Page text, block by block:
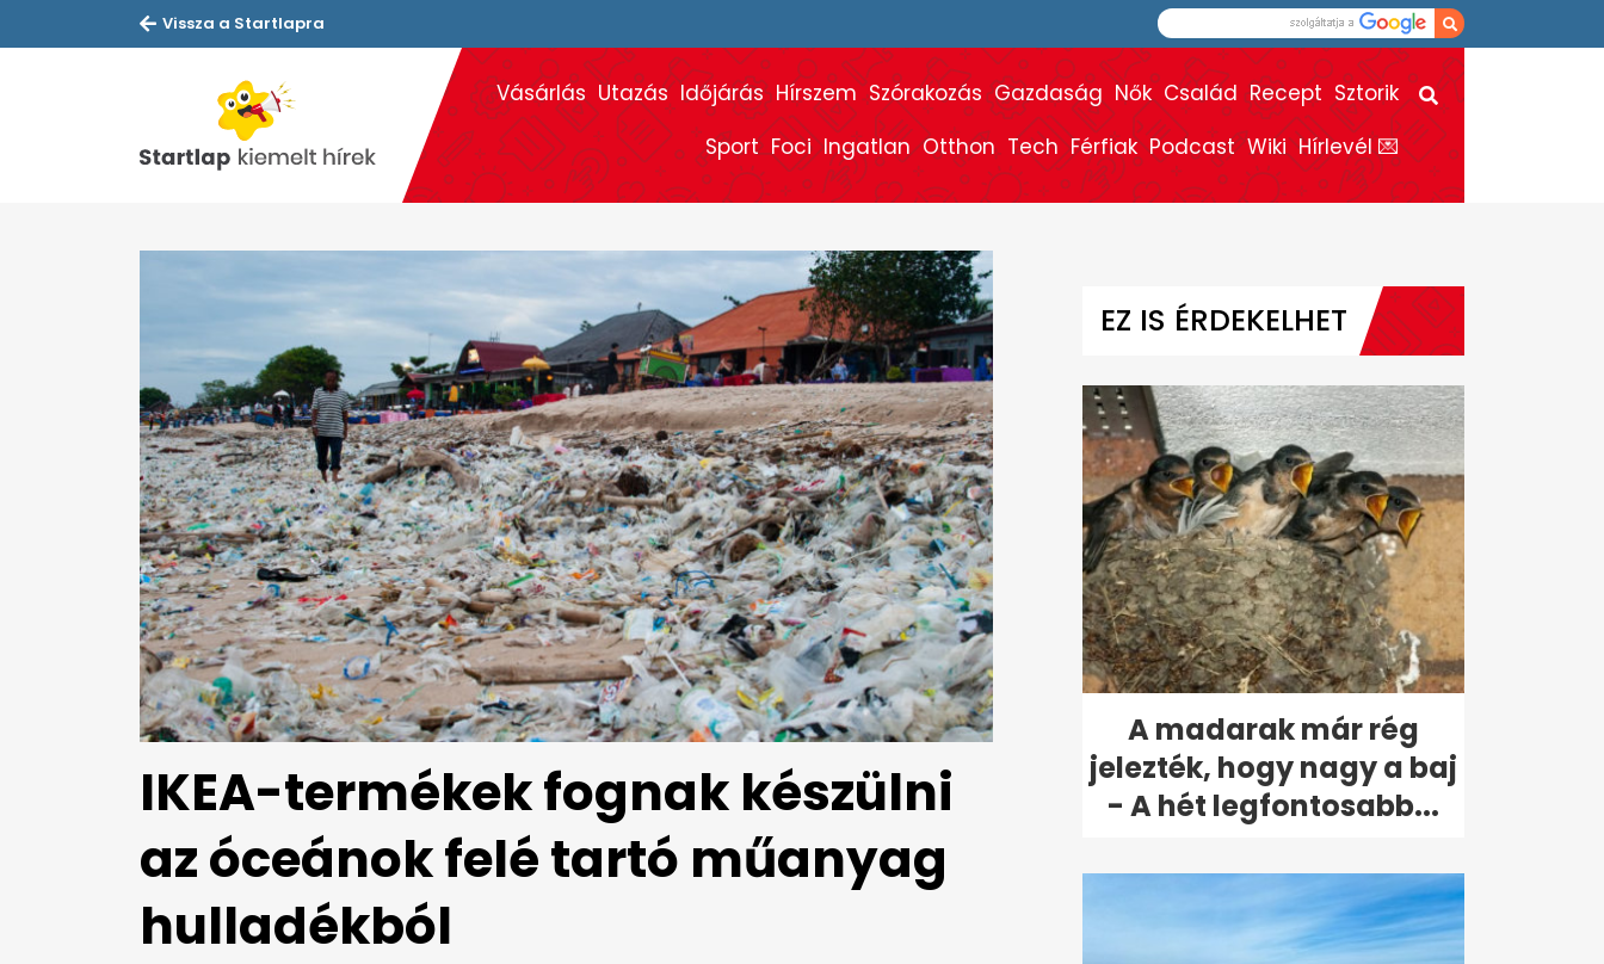
Vissza a Startlapra
Vásárlás Utazás Időjárás Hírszem Szórakozás Gazdaság Nők Család Recept Sztorik
Sport Foci Ingatlan Otthon Tech Férfiak Podcast Wiki Hírlevél 💌
IKEA-termékek fognak készülni
az óceánok felé tartó műanyag
hulladékból
EZ IS ÉRDEKELHET
A madarak már rég
jelezték, hogy nagy a baj
- A hét legfontosabb...